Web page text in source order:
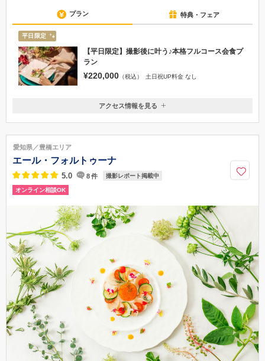
プラン 特典・フェア
平日限定
【平日限定】撮影後に叶う♪本格フルコース会食プ
ラン
¥220,000 （税込） 土日祝UP料金 なし
京都府京都市東山区祇園町北側310番 KOTOWA 京都 八坂内
0120-255-410
アクセス情報を見る
愛知県／豊橋エリア
エール・フォルトゥーナ
5.0 8件 撮影レポート掲載中
オンライン相談OK